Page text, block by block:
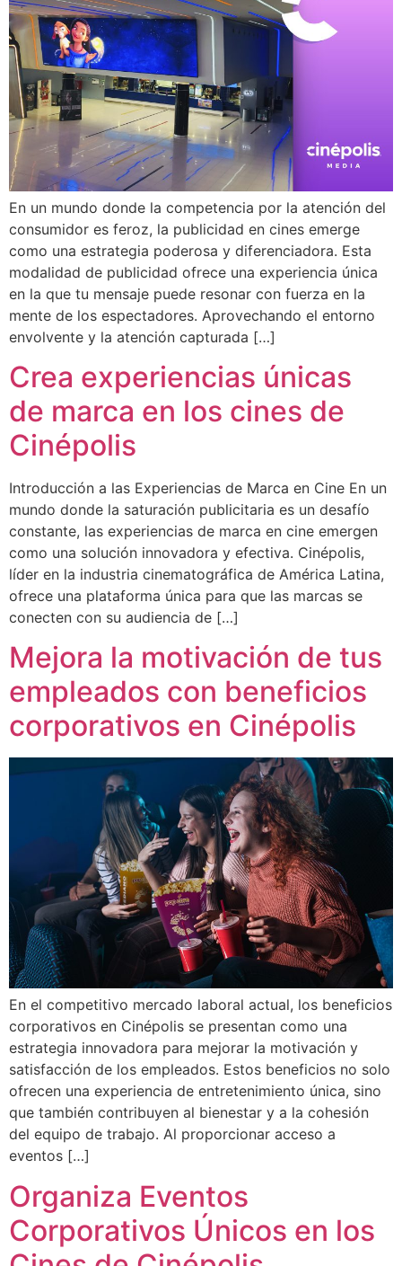
En un mundo donde la competencia por la atención del
consumidor es feroz, la publicidad en cines emerge
como una estrategia poderosa y diferenciadora. Esta
modalidad de publicidad ofrece una experiencia única
en la que tu mensaje puede resonar con fuerza en la
mente de los espectadores. Aprovechando el entorno
envolvente y la atención capturada […]
Crea experiencias únicas
de marca en los cines de
Cinépolis
Introducción a las Experiencias de Marca en Cine En un
mundo donde la saturación publicitaria es un desafío
constante, las experiencias de marca en cine emergen
como una solución innovadora y efectiva. Cinépolis,
líder en la industria cinematográfica de América Latina,
ofrece una plataforma única para que las marcas se
conecten con su audiencia de […]
Mejora la motivación de tus
empleados con beneficios
corporativos en Cinépolis
En el competitivo mercado laboral actual, los beneficios
corporativos en Cinépolis se presentan como una
estrategia innovadora para mejorar la motivación y
satisfacción de los empleados. Estos beneficios no solo
ofrecen una experiencia de entretenimiento única, sino
que también contribuyen al bienestar y a la cohesión
del equipo de trabajo. Al proporcionar acceso a
eventos […]
Organiza Eventos
Corporativos Únicos en los